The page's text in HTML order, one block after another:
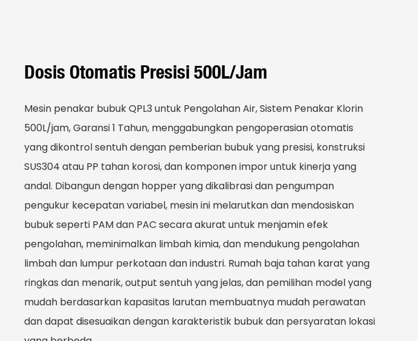
Dosis Otomatis Presisi 500L/jam
Mesin penakar bubuk QPL3 untuk Pengolahan Air, Sistem Penakar Klorin
500L/jam, Garansi 1 Tahun, menggabungkan pengoperasian otomatis
yang dikontrol sentuh dengan pemberian bubuk yang presisi, konstruksi
SUS304 atau PP tahan korosi, dan komponen impor untuk kinerja yang
andal. Dibangun dengan hopper yang dikalibrasi dan pengumpan
pengukur kecepatan variabel, mesin ini melarutkan dan mendosiskan
bubuk seperti PAM dan PAC secara akurat untuk menjamin efek
pengolahan, meminimalkan limbah kimia, dan mendukung pengolahan
limbah dan lumpur perkotaan dan industri. Rumah baja tahan karat yang
ringkas dan menarik, output sentuh yang jelas, dan pemilihan model yang
mudah berdasarkan kapasitas larutan membuatnya mudah perawatan
dan dapat disesuaikan dengan karakteristik bubuk dan persyaratan lokasi